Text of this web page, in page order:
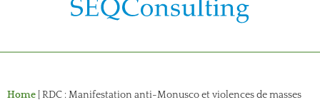
Home RDC : Manifestation anti-Monusco et violences de masses